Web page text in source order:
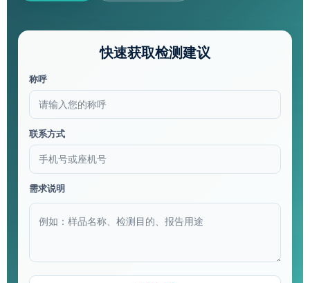
快速获取检测建议
称呼
联系方式
需求说明